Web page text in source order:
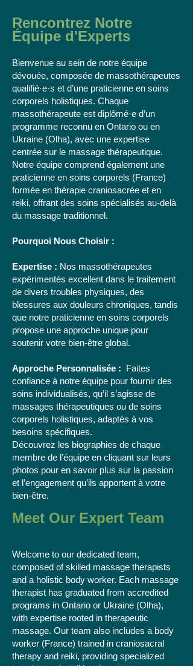
Rencontrez Notre
Équipe d'Experts
Bienvenue au sein de notre équipe
dévouée, composée de massothérapeutes
qualifié·e·s et d’une praticienne en soins
corporels holistiques. Chaque
massothérapeute est diplômé·e d’un
programme reconnu en Ontario ou en
Ukraine (Olha), avec une expertise
centrée sur le massage thérapeutique.
Notre équipe comprend également une
praticienne en soins corporels (France)
formée en thérapie craniosacrée et en
reiki, offrant des soins spécialisés au-delà
du massage traditionnel.
Pourquoi Nous Choisir :
Expertise : Nos massothérapeutes
expérimentés excellent dans le traitement
de divers troubles physiques, des
blessures aux douleurs chroniques, tandis
que notre praticienne en soins corporels
propose une approche unique pour
soutenir votre bien-être global.
Approche Personnalisée : Faites
confiance à notre équipe pour fournir des
soins individualisés, qu’il s’agisse de
massages thérapeutiques ou de soins
corporels holistiques, adaptés à vos
besoins spécifiques.
Découvrez les biographies de chaque
membre de l’équipe en cliquant sur leurs
photos pour en savoir plus sur la passion
et l’engagement qu’ils apportent à votre
bien-être.
Meet Our Expert Team
Welcome to our dedicated team,
composed of skilled massage therapists
and a holistic body worker. Each massage
therapist has graduated from accredited
programs in Ontario or Ukraine (Olha),
with expertise rooted in therapeutic
massage. Our team also includes a body
worker (France) trained in craniosacral
therapy and reiki, providing specialized